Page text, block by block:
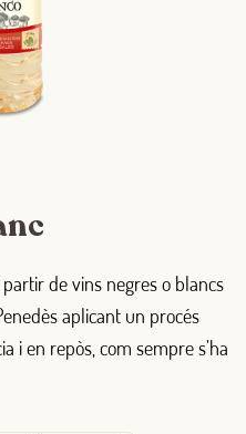
de vins negres o blancs
aplicant un procés
i en repòs, com sempre s’ha